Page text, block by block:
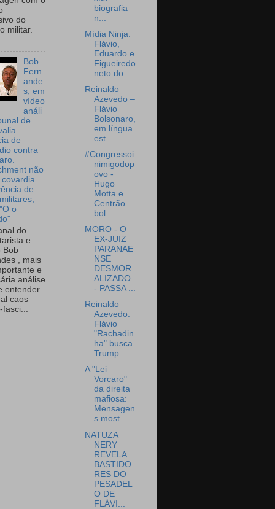
do
militar.
Bob
Fern
ande
s, em
vídeo
análi
de
de
contra
não
de
o
do
e
Bob
, mais
e
análise
entender
caos
biografia
n...
Mídia Ninja:
Flávio,
Eduardo e
Figueiredo
neto do ...
Reinaldo
Azevedo –
Flávio
Bolsonaro,
em língua
est...
#Congressoi
nimigodop
ovo -
Hugo
Motta e
Centrão
bol...
MORO - O
EX-JUIZ
PARANAE
NSE
DESMOR
ALIZADO
- PASSA ...
Reinaldo
Azevedo:
Flávio
"Rachadin
ha" busca
Trump ...
A "Lei
Vorcaro"
da direita
mafiosa:
Mensagen
s most...
NATUZA
NERY
REVELA
BASTIDO
RES DO
PESADEL
O DE
FLÁVI...